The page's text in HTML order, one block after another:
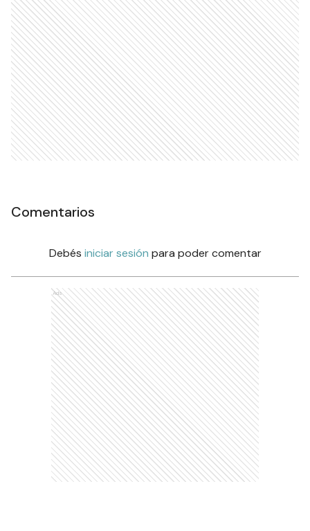
Comentarios
Debés iniciar sesión para poder comentar
Ads